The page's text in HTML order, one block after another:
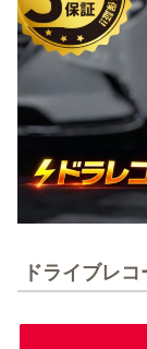
ドライブレ